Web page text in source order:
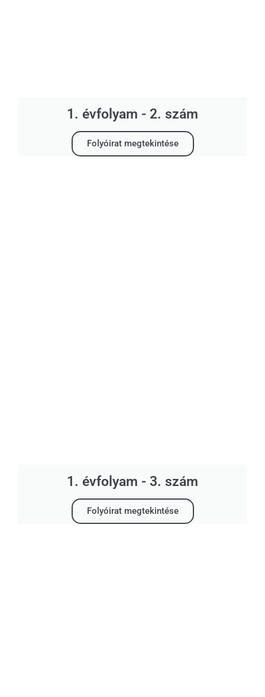
1. évfolyam - 2. szám
Folyóirat megtekintése
1. évfolyam - 3. szám
Folyóirat megtekintése